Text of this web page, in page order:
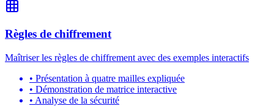
Règles de chiffrement
Maîtriser les règles de chiffrement avec des exemples interactifs
• Présentation à quatre mailles expliquée
• Démonstration de matrice interactive
• Analyse de la sécurité